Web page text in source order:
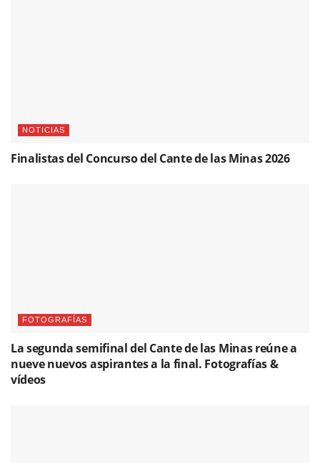
NOTICIAS
Finalistas del Concurso del Cante de las Minas 2026
FOTOGRAFÍAS
La segunda semifinal del Cante de las Minas reúne a
nueve nuevos aspirantes a la final. Fotografías &
vídeos